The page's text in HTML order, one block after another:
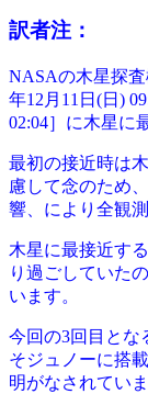
訳者注：
NASAの木星探
年12月11日(日)
02:04］に木星に
最初の接近時は
慮して念のため
響、により全観
木星に最接近す
り過ごしていた
います。
今回の3回目とな
そジュノーに搭
明がなされていま